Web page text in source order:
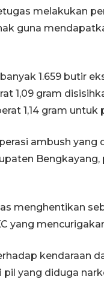
melakukan
guna
1.659 butir
1,09 gram
1,14 gram
ambush yang
Bengkayang,
menghentikan
yang
kendaraan
yang diduga